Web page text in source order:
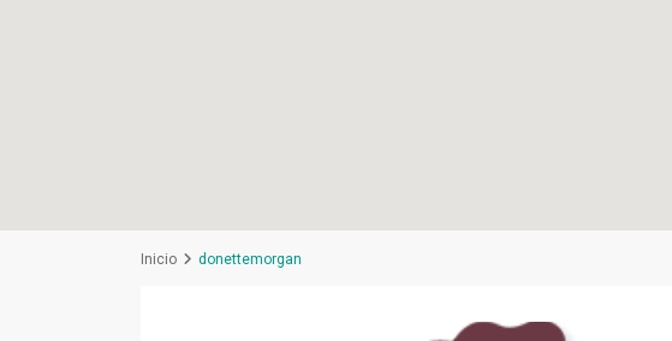
Inicio donettemorgan